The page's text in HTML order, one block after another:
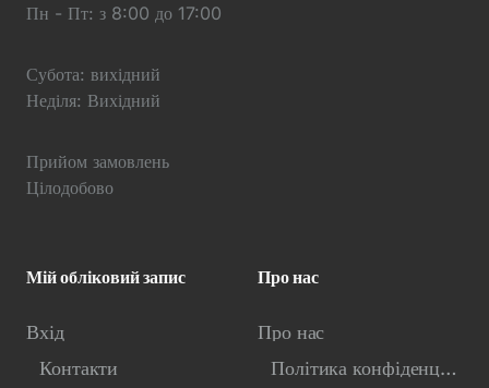
Пн - Пт: з 8:00 до 17:00
Субота: вихідний
Неділя: Вихідний
Прийом замовлень
Цілодобово
Мій обліковий запис
Вхід
Контакти
Про нас
Про нас
Політика конфіденційності